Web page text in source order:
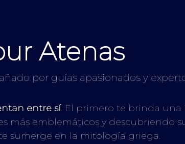
Atenas
por guías apasionados y
entre sí. El primero te brinda
más emblemáticos y descubriendo
sumerge en la mitología griega.